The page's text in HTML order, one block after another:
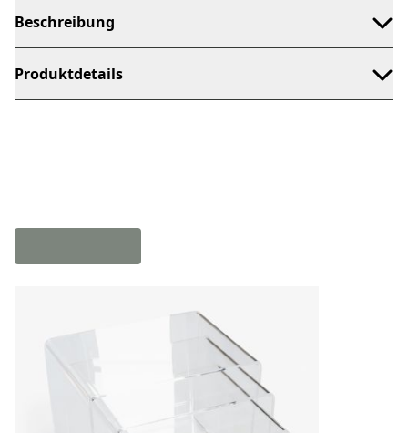
Beschreibung
Produktdetails